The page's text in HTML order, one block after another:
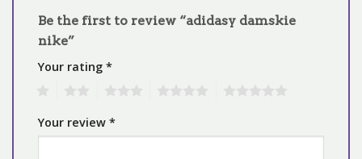
Be the first to review “adidasy damskie
nike”
Your rating *
Your review *